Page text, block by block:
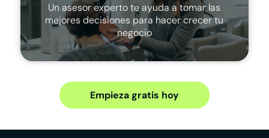
Un asesor experto te ayuda a tomar las
mejores decisiones para hacer crecer tu
negocio
Empieza gratis hoy